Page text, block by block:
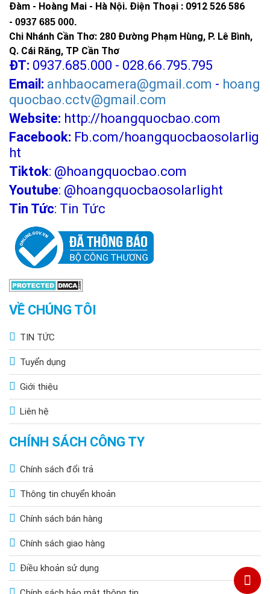
CÔNG TY TNHH TM KT HOÀNG QUỐC BẢO
Hotline: 0937.685.000
Trụ sở chính: 126 Tân Quý, P.Tân Quý, Q.Tân Phú, TP.HCM
Chi Nhánh Q10: 324 Nhật Tảo, P.6, Q.10, TP.HCM
Chi Nhánh Thủ Đức: 307 Quốc lộ 13 Phường Hiệp Bình Phước ,
Chi Nhánh Đồng Nai: 2394 Quốc Lộ 1K, Phường Hoá An, TP.
Biên Hoà, Tỉnh Đồng Nai
Chi Nhánh BR-VT: 477 Cách Mạng Tháng 8, P.Phước Nguyên,
Chi Nhánh Hà Nội: P914 Tòa Nhà CT4C/X2 KĐT Bắc Linh Đàm
- Hoàng Mai - Hà Nội.
Đàm - Hoàng Mai - Hà Nội. Điện Thoại : 0912 526 586
- 0937 685 000.
Chi Nhánh Cần Thơ: 280 Đường Phạm Hùng, P. Lê Bình,
Q. Cái Răng, TP Cần Thơ
ĐT: 0937.685.000 - 028.66.795.795
Email: anhbaocamera@gmail.com - hoang
quocbao.cctv@gmail.com
Website: http://hoangquocbao.com
Facebook: Fb.com/hoangquocbaosolarlig
ht
Tiktok: @hoangquocbao.com
Youtube: @hoangquocbaosolarlight
Tin Tức: Tin Tức
VỀ CHÚNG TÔI
TIN TỨC
Tuyển dụng
Giới thiệu
Liên hệ
CHÍNH SÁCH CÔNG TY
Chính sách đổi trả
Thông tin chuyển khoản
Chính sách bán hàng
Chính sách giao hàng
Điều khoản sử dụng